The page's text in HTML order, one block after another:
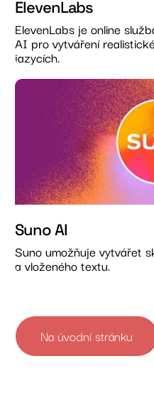
ElevenLabs
ElevenLabs je online
AI pro vytváření
jazycích.
Suno AI
Suno umožňuje vytvářet
a vloženého textu.
Na úvodní stránku